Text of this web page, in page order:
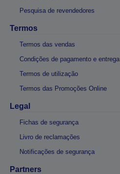
Pesquisa de revendedores
Termos
Termos das vendas
Condições de pagamento e entrega
Termos de utilização
Termos das Promoções Online
Legal
Fichas de segurança
Livro de reclamações
Notificações de segurança
Partners